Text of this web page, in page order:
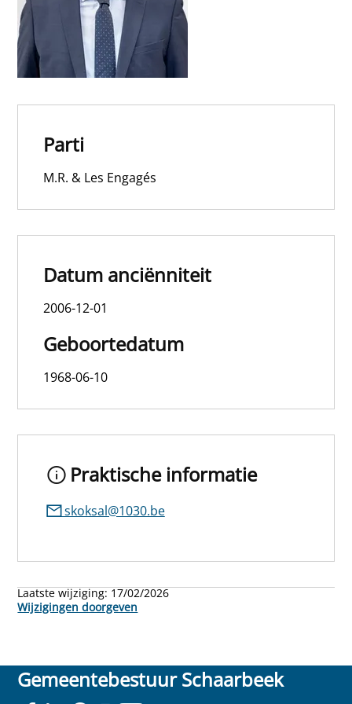
Parti
M.R. & Les Engagés
Datum anciënniteit
2006-12-01
Geboortedatum
1968-06-10
Praktische informatie
skoksal@1030.be
Laatste wijziging: 17/02/2026
Wijzigingen doorgeven
Gemeentebestuur Schaarbeek